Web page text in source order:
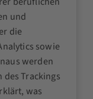
und
die
sowie
werden
Trackings
was